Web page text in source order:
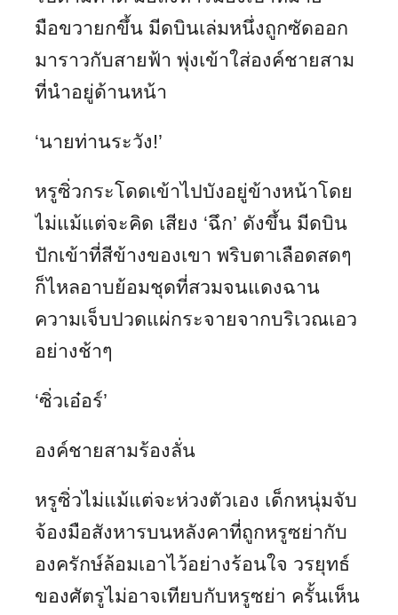
มือขวายกขึ้น มีดบินเล่มหนึ่งถูกซัดออก
มาราวกับสายฟ้า พุ่งเข้าใส่องค์ชายสาม
ที่นำอยู่ด้านหน้า
‘นายท่านระวัง!’
หรูซิ่วกระโดดเข้าไปบังอยู่ข้างหน้าโดย
ไม่แม้แต่จะคิด เสียง ‘ฉึก’ ดังขึ้น มีดบิน
ปักเข้าที่สีข้างของเขา พริบตาเลือดสดๆ
ก็ไหลอาบย้อมชุดที่สวมจนแดงฉาน
ความเจ็บปวดแผ่กระจายจากบริเวณเอว
อย่างช้าๆ
‘ซิ่วเอ๋อร์’
องค์ชายสามร้องลั่น
หรูซิ่วไม่แม้แต่จะห่วงตัวเอง เด็กหนุ่มจับ
จ้องมือสังหารบนหลังคาที่ถูกหรูซย่ากับ
องครักษ์ล้อมเอาไว้อย่างร้อนใจ วรยุทธ์
ของศัตรูไม่อาจเทียบกับหรูซย่า ครั้นเห็น